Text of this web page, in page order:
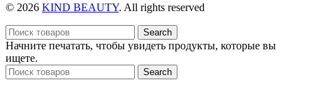
© 2026 KIND BEAUTY. All rights reserved
Search
Начните печатать, чтобы увидеть продукты, которые вы
ищете.
Search